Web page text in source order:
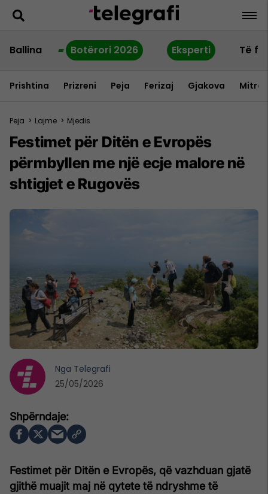
Ballina Botërori 2026 Eksperti Të
Prishtina Prizreni Peja Ferizaj Gjakova
Peja > Lajme > Mjedis
Festimet për Ditën e Evropës
përmbyllen me një ecje malore në
shtigjet e Rugovës
Festimet për Ditën e Evropës, që vazhduan gjatë
gjithë muajit maj në qytete të ndryshme të
Nga Telegrafi
25/05/2026